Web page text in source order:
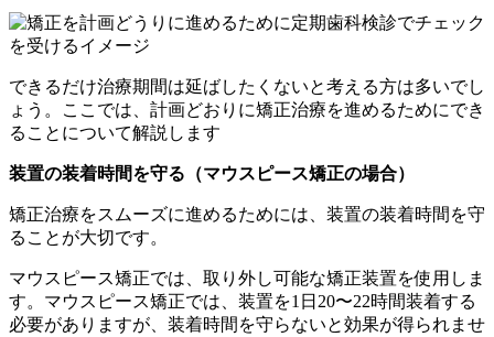
できるだけ治療期間は延ばしたくないと考える方は多いでし
ょう。ここでは、計画どおりに矯正治療を進めるためにでき
ることについて解説します
装置の装着時間を守る（マウスピース矯正の場合）
矯正治療をスムーズに進めるためには、装置の装着時間を守
ることが大切です。
マウスピース矯正では、取り外し可能な矯正装置を使用しま
す。マウスピース矯正では、装置を1日20〜22時間装着する
必要がありますが、装着時間を守らないと効果が得られませ